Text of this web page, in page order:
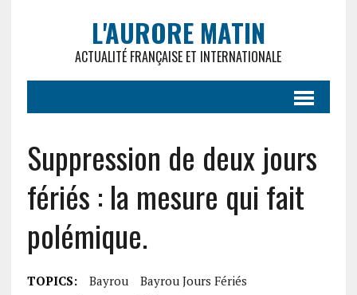
L'AURORE MATIN
ACTUALITÉ FRANÇAISE ET INTERNATIONALE
Suppression de deux jours
fériés : la mesure qui fait
polémique.
TOPICS: Bayrou
Bayrou Jours Fériés